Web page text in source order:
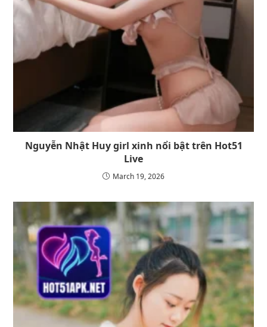
Nguyễn Nhật Huy girl xinh nổi bật trên Hot51
Live
March 19, 2026